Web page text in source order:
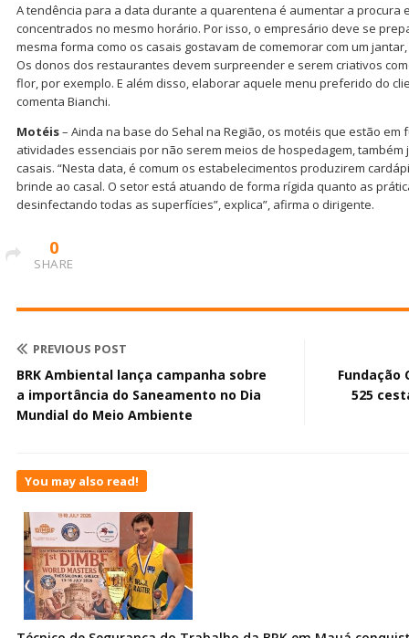
A tendência para a data durante a quarentena é aumentar a procura
concentrados no mesmo horário. Por isso, o empresário deve se
mesma forma como os casais gostavam de comemorar com um
Os donos dos restaurantes devem surpreender e serem criativos
flor, por exemplo. E além disso, elaborar aquele menu preferido do
comenta Bianchi.
Motéis– Ainda na base do Sehal na Região, os motéis que estão
atividades essenciais por não serem meios de hospedagem,
casais. “Nesta data, é comum os estabelecimentos produzirem
brinde ao casal. O setor está atuando de forma rígida quanto as
desinfectando todas as superfícies”, explica”, afirma o dirigente.
0
SHARE
PREVIOUS POST
BRK Ambiental lança campanha sobre
a importância do Saneamento no Dia
Mundial do Meio Ambiente
Fundação
525
You may also read!